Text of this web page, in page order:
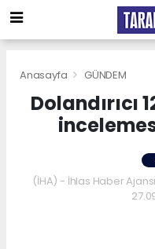
Anasayfa GÜNDEM
Dolandırıcı
(İHA) - İhlas Haber